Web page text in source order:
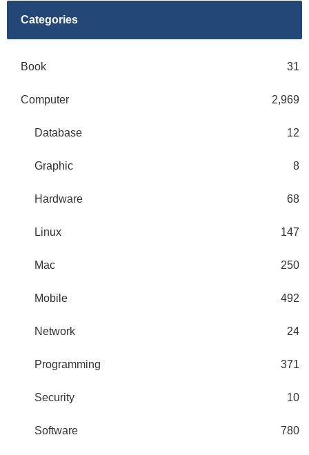
Categories
Book 31
Computer 2,969
Database 12
Graphic 8
Hardware 68
Linux 147
Mac 250
Mobile 492
Network 24
Programming 371
Security 10
Software 780